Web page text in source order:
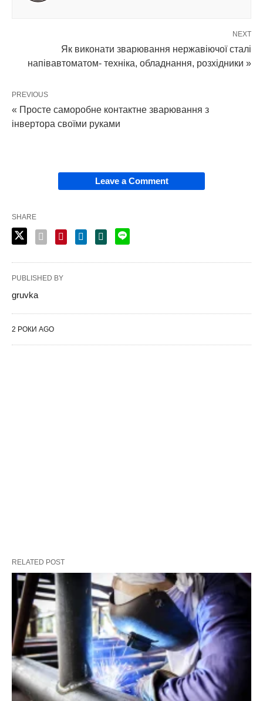
NEXT
Як виконати зварювання нержавіючої сталі
напівавтоматом- техніка, обладнання, розхідники »
PREVIOUS
« Просте саморобне контактне зварювання з
інвертора своїми руками
Leave a Comment
SHARE
PUBLISHED BY
gruvka
2 РОКИ AGO
RELATED POST